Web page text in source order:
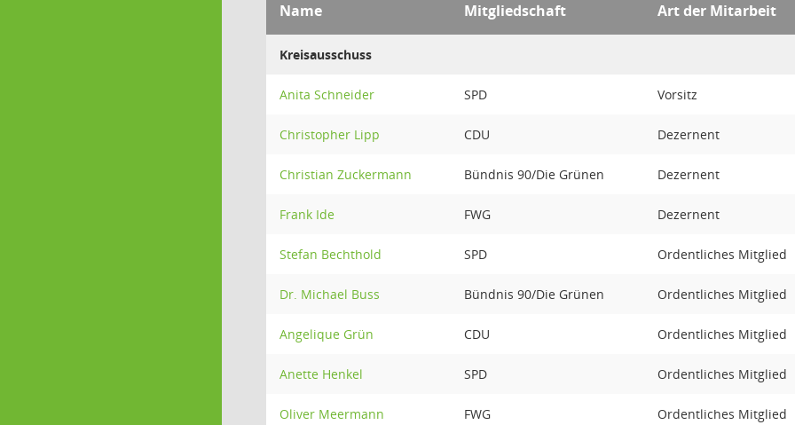
Name Mitgliedschaft Art der Mitarbeit
Kreisausschuss
Anita Schneider SPD Vorsitz
Christopher Lipp CDU Dezernent
Christian Zuckermann Bündnis 90/Die Grünen Dezernent
Frank Ide FWG Dezernent
Stefan Bechthold SPD Ordentliches Mitglied
Dr. Michael Buss Bündnis 90/Die Grünen Ordentliches Mitglied
Angelique Grün CDU Ordentliches Mitglied
Anette Henkel SPD Ordentliches Mitglied
Oliver Meermann FWG Ordentliches Mitglied